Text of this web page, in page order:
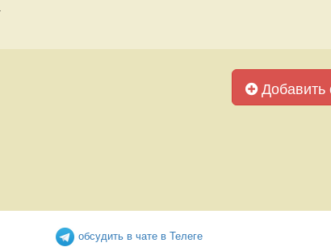
Добавить
обсудить в чате в Телеге